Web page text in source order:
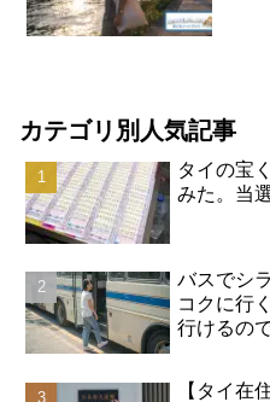
カテゴリ別人気記事
タイの宝
みた。当
バスでシ
コクに行
行けるの
【タイ在